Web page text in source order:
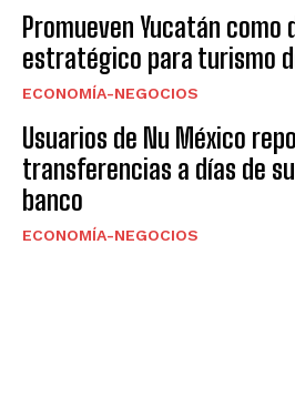
Promueven Yucatán como
estratégico para turismo
ECONOMÍA-NEGOCIOS
Usuarios de Nu México
transferencias a días de
banco
ECONOMÍA-NEGOCIOS